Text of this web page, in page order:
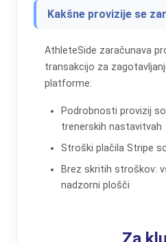
Kakšne provizije se
AthleteSide zaračunava
transakcijo za
platforme:
Podrobnosti provizij
trenerskih nastavitvah
Stroški plačila Stripe
Brez skritih stroškov:
nadzorni plošči